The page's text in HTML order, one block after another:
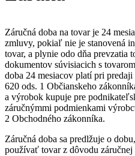
Záručná doba na tovar je 24
zmluvy, pokiaľ nie je stanovená
tovar, a plynie odo dňa prevzatia
dokumentov súvisiacich s
doba 24 mesiacov platí pri
620 ods. 1 Občianskeho
a výrobok kupuje pre
záručnýmmi podmienkami
2 Obchodného zákonníka.
Záručná doba sa predlžuje o
používať tovar z dôvodu záručnej